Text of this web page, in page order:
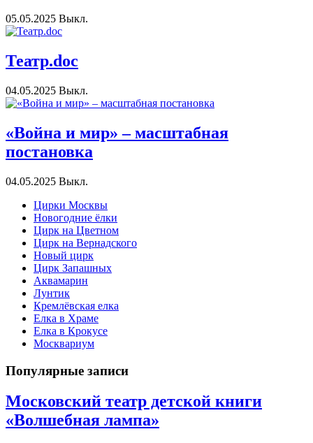
05.05.2025 Выкл.
Театр.doc
04.05.2025 Выкл.
«Война и мир» – масштабная
постановка
04.05.2025 Выкл.
Цирки Москвы
Новогодние ёлки
Цирк на Цветном
Цирк на Вернадского
Новый цирк
Цирк Запашных
Аквамарин
Лунтик
Кремлёвская елка
Елка в Храме
Елка в Крокусе
Москвариум
Популярные записи
Московский театр детской книги
«Волшебная лампа»